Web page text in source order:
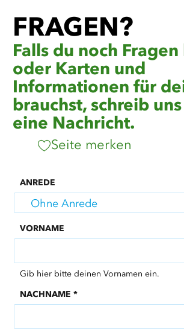
FRAGEN?
Falls du noch Fragen
oder Karten und
Informationen für
brauchst, schreib
eine Nachricht.
Seite merken
ANREDE
VORNAME
Gib hier bitte deinen Vornamen ein.
NACHNAME *